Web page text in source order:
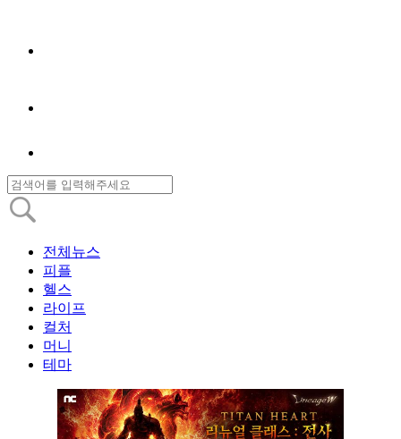
전체뉴스
피플
헬스
라이프
컬처
머니
테마